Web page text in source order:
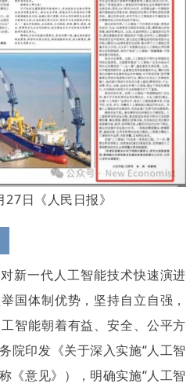
27日《人民日报》
新一代人工智能技术快速演进
国体制优势，坚持自立自强，
智能朝着有益、安全、公平方
院印发《关于深入实施“人工智
《意见》），明确实施“人工智